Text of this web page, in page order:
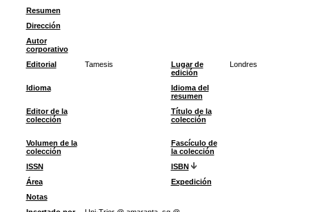
Resumen
Dirección
Autor
corporativo
Editorial
Tamesis
Lugar de
edición
Londres
Idioma
Idioma del
resumen
Editor de la
colección
Título de la
colección
Volumen de la
colección
Fascículo de
la colección
ISSN
ISBN
Área
Expedición
Notas